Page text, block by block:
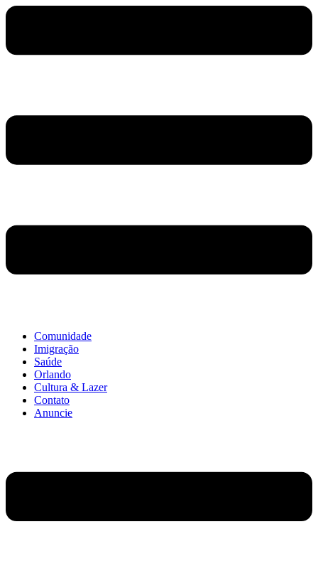
Comunidade
Imigração
Saúde
Orlando
Cultura & Lazer
Contato
Anuncie